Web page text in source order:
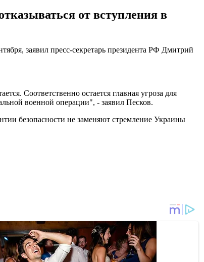
от вступления в
заявил пресс-секретарь президента РФ Дмитрий
Соответственно остается главная угроза для
военной операции", - заявил Песков.
безопасности не заменяют стремление Украины